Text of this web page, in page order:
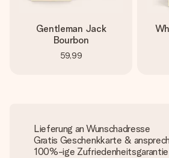
Gentleman Jack
Bourbon
59,99
Lieferung an Wunschadresse
Gratis Geschenkkarte &
100%-ige Zufriedenheitsgarantie